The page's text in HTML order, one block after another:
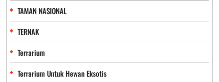
TAMAN NASIONAL
TERNAK
Terrarium
Terrarium Untuk Hewan Eksotis